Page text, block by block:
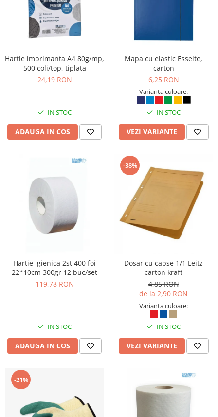
Hartie imprimanta A4 80g/mp,
500 coli/top, tiplata
24,19 RON
IN STOC
ADAUGA IN COS
Mapa cu elastic Esselte,
carton
6,25 RON
Varianta culoare:
IN STOC
VEZI VARIANTE
Hartie igienica 2st 400 foi
22*10cm 300gr 12 buc/set
119,78 RON
IN STOC
ADAUGA IN COS
-38%
Dosar cu capse 1/1 Leitz
carton kraft
4,85 RON
de la 2,90 RON
Varianta culoare:
IN STOC
VEZI VARIANTE
-21%